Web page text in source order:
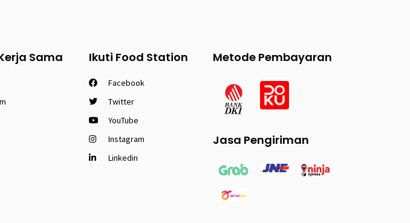
Sama Ikuti Food Station
Facebook
Twitter
YouTube
Instagram
Linkedin
Metode Pembayaran
Jasa Pengiriman